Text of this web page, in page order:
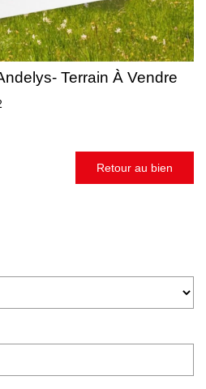
Terrain À Vendre
Retour au bien